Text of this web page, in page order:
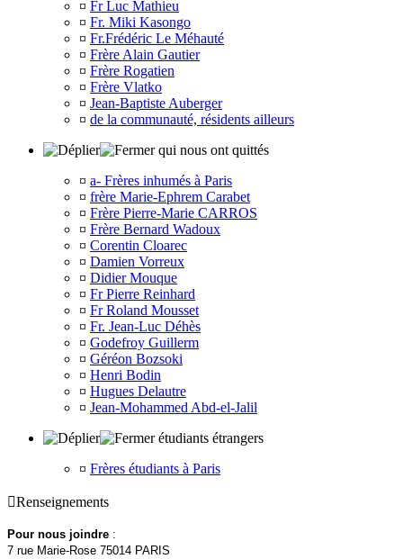
¤ Fr Luc Mathieu
¤ Fr. Miki Kasongo
¤ Fr.Frédéric Le Méhauté
¤ Frère Alain Gautier
¤ Frère Rogatien
¤ Frère Vlatko
¤ Jean-Baptiste Auberger
¤ de la communauté, résidents ailleurs
qui nous ont quittés
¤ a- Frères inhumés à Paris
¤ frère Marie-Ephrem Carabet
¤ Frère Pierre-Marie CARROS
¤ Frère Bernard Wadoux
¤ Corentin Cloarec
¤ Damien Vorreux
¤ Didier Mouque
¤ Fr Pierre Reinhard
¤ Fr Roland Mousset
¤ Fr. Jean-Luc Déhès
¤ Godefroy Guillerm
¤ Géréon Bozsoki
¤ Henri Bodin
¤ Hugues Delautre
¤ Jean-Mohammed Abd-el-Jalil
étudiants étrangers
¤ Frères étudiants à Paris
Renseignements
Pour nous joindre :
7 rue Marie-Rose 75014 PARIS